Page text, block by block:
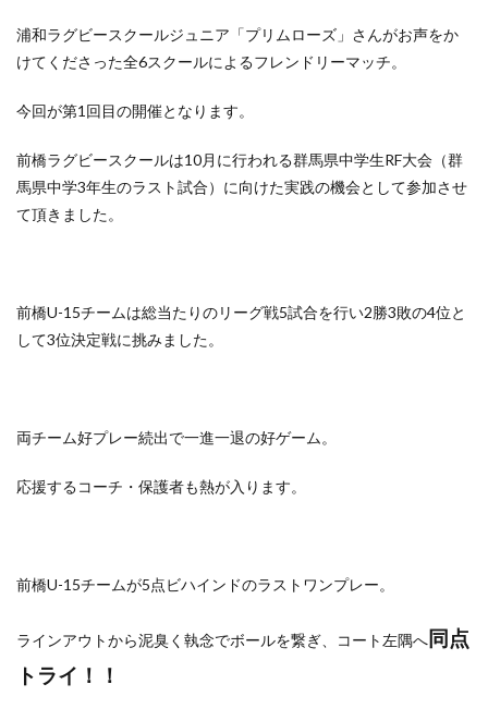
浦和ラグビースクールジュニア「プリムローズ」さんがお声をか
けてくださった全6スクールによるフレンドリーマッチ。
今回が第1回目の開催となります。
前橋ラグビースクールは10月に行われる群馬県中学生RF大会（群
馬県中学3年生のラスト試合）に向けた実践の機会として参加させ
て頂きました。
前橋U-15チームは総当たりのリーグ戦5試合を行い2勝3敗の4位と
して3位決定戦に挑みました。
両チーム好プレー続出で一進一退の好ゲーム。
応援するコーチ・保護者も熱が入ります。
前橋U-15チームが5点ビハインドのラストワンプレー。
ラインアウトから泥臭く執念でボールを繋ぎ、コート左隅へ同点
トライ！！